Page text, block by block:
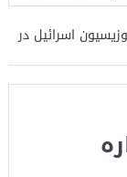
خطر جنگ همچنان
سفر ژنرال
اسرائیل در